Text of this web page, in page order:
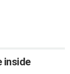
inside